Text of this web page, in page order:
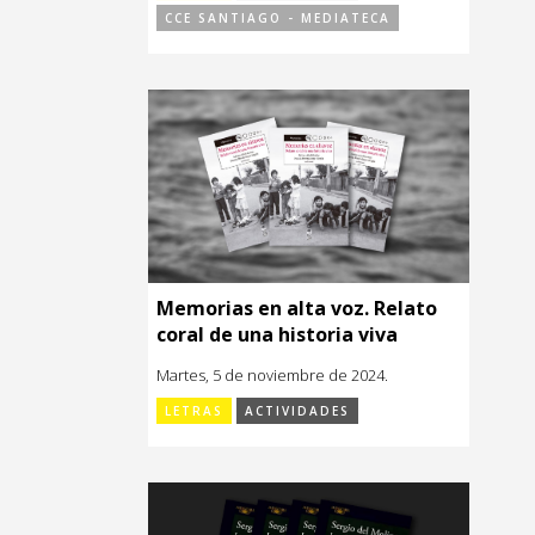
CCE SANTIAGO - MEDIATECA
Memorias en alta voz. Relato
coral de una historia viva
Martes, 5 de noviembre de 2024.
LETRAS ACTIVIDADES